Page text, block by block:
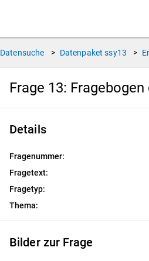
Datensuche > Datenpaket ssy13 >
Frage 13:
Details
Fragenummer:
Fragetext:
Fragetyp:
Thema:
Bilder zur Frage